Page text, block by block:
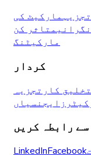
مارکیٹ کی
متاثر کن
مارکیٹنگ
کردار
تخلیق کار تجزیہ
ایجنسیاں
سے رابطہ کریں
LinkedInFacebook